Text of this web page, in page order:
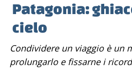
Patagonia:
cielo
Condividere un viaggio è un modo per
prolungarlo e fissarne i